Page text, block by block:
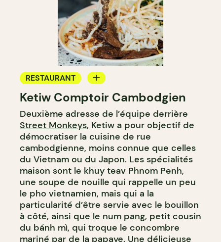
RESTAURANT
COMPTOIR
Ketiw Comptoir Cambodgien
Deuxième adresse de l’équipe derrière
Street Monkeys, Ketiw a pour objectif de
démocratiser la cuisine de rue
cambodgienne, moins connue que celles
du Vietnam ou du Japon. Les spécialités
maison sont le khuy teav Phnom Penh,
une soupe de nouille qui rappelle un peu
le pho vietnamien, mais qui a la
particularité d’être servie avec le bouillon
à côté, ainsi que le num pang, petit cousin
du bánh mì, qui troque le concombre
mariné par de la papaye. Une délicieuse